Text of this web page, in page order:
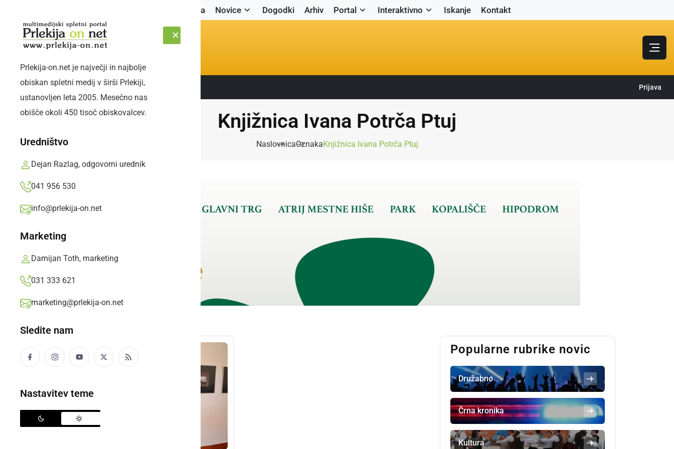
Naslovnica Novice Dogodki Arhiv Portal Interaktivno Iskanje Kontakt
ČETRTEK, 6. AVGUST 2026 Sledite nam: Prijava
Prlekija-on.net je največji in najbolje
obiskan spletni medij v širši Prlekiji,
ustanovljen leta 2005. Mesečno nas
obišče okoli 450 tisoč obiskovalcev.
Uredništvo
Dejan Razlag, odgovorni urednik
041 956 530
info@prlekija-on.net
Marketing
Damijan Toth, marketing
031 333 621
marketing@prlekija-on.net
Sledite nam
Nastavitev teme
Knjižnica Ivana Potrča Ptuj
NaslovnicaOznakaKnjižnica Ivana Potrča Ptuj
Popularne rubrike novic
Družabno
Črna kronika
Kultura